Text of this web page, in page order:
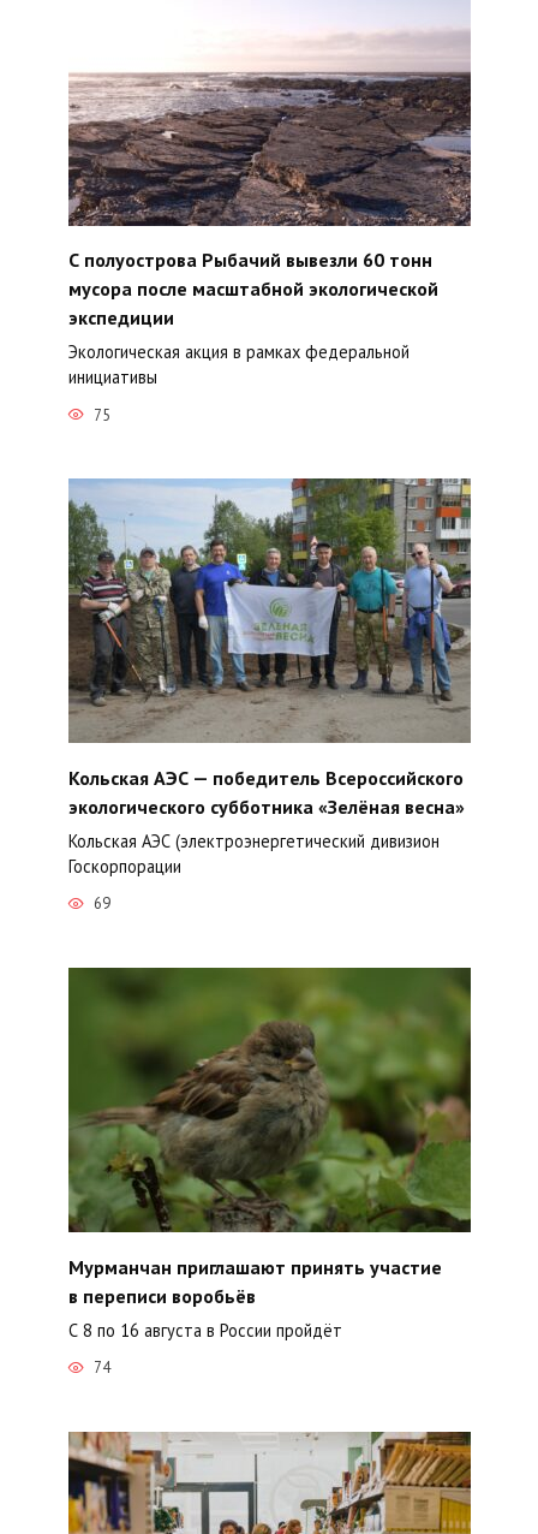
С полуострова Рыбачий вывезли 60 тонн
мусора после масштабной экологической
экспедиции
Экологическая акция в рамках федеральной
инициативы
75
Кольская АЭС — победитель Всероссийского
экологического субботника «Зелёная весна»
Кольская АЭС (электроэнергетический дивизион
Госкорпорации
69
Мурманчан приглашают принять участие
в переписи воробьёв
С 8 по 16 августа в России пройдёт
74